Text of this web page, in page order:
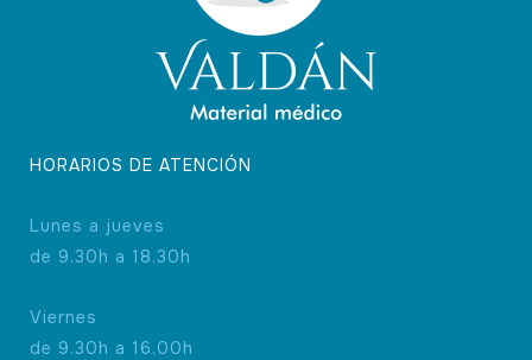
HORARIOS DE ATENCIÓN
Lunes a jueves
de 9.30h a 18.30h
Viernes
de 9.30h a 16.00h